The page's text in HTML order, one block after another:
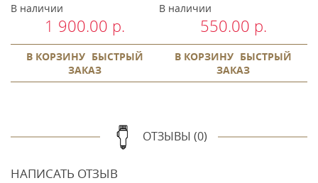
В наличии
1 900.00 р.
В КОРЗИНУ БЫСТРЫЙ
ЗАКАЗ
В наличии
550.00 р.
В КОРЗИНУ БЫСТРЫЙ
ЗАКАЗ
ОТЗЫВЫ (0)
НАПИСАТЬ ОТЗЫВ